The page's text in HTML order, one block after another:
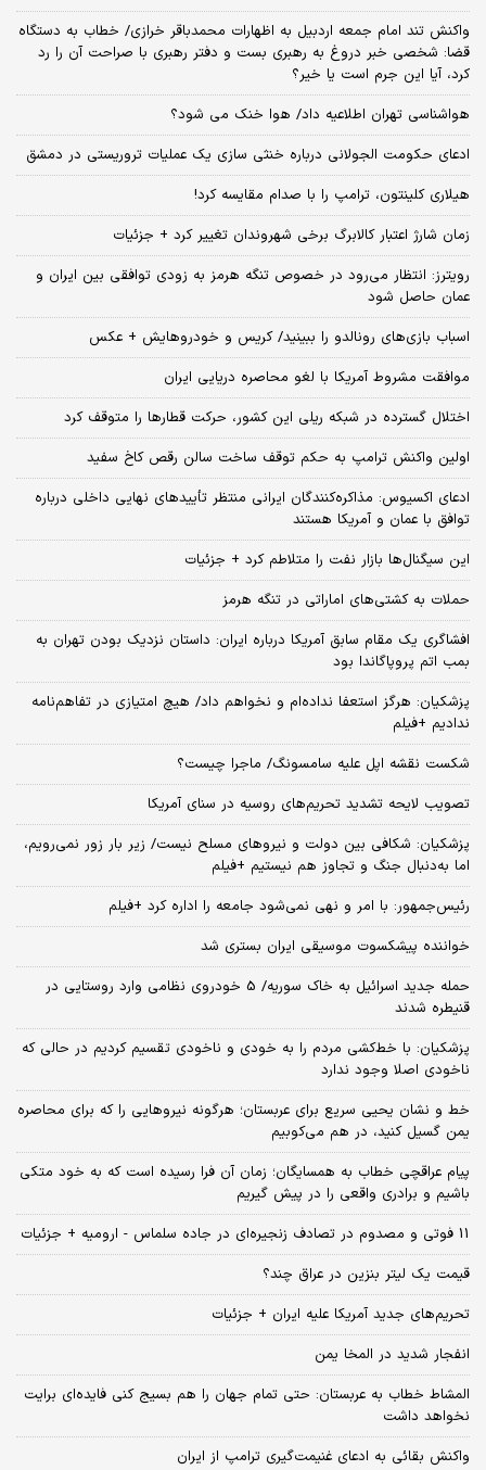
واکنش تند امام جمعه اردبیل به اظهارات محمدباقر خرازی/ خطاب به دستگاه
قضا: شخصی خبر دروغ به رهبری بست و دفتر رهبری با صراحت آن را رد
کرد، آیا این جرم است یا خیر؟
هواشناسی تهران اطلاعیه داد/ هوا خنک می شود؟
ادعای حکومت الجولانی درباره خنثی سازی یک عملیات تروریستی در دمشق
هیلاری کلینتون، ترامپ را با صدام مقایسه کرد!
زمان شارژ اعتبار کالابرگ برخی شهروندان تغییر کرد + جزئیات
رویترز: انتظار می‌رود در خصوص تنگه هرمز به زودی توافقی بین ایران و
عمان حاصل شود
اسباب‌ بازی‌های رونالدو را ببینید/ کریس و خودروهایش + عکس
موافقت مشروط آمریکا با لغو محاصره دریایی ایران
اختلال گسترده در شبکه ریلی این کشور، حرکت قطارها را متوقف کرد
اولین واکنش ترامپ به حکم توقف ساخت سالن رقص کاخ سفید
ادعای اکسیوس: مذاکره‌کنندگان ایرانی منتظر تأییدهای نهایی داخلی درباره
توافق با عمان و آمریکا هستند
این سیگنال‌ها بازار نفت را متلاطم کرد + جزئیات
حملات به کشتی‌های اماراتی در تنگه هرمز
افشاگری یک مقام سابق آمریکا درباره ایران: داستان نزدیک بودن تهران به
بمب اتم پروپاگاندا بود
پزشکیان: هرگز استعفا نداده‌ام و نخواهم داد/ هیچ امتیازی در تفاهم‌نامه
ندادیم +فیلم
شکست نقشه اپل علیه سامسونگ/ ماجرا چیست؟
تصویب لایحه تشدید تحریم‌های روسیه در سنای آمریکا
پزشکیان: شکافی بین دولت و نیروهای مسلح نیست/ زیر بار زور نمی‌رویم،
اما به‌دنبال جنگ و تجاوز هم نیستیم +فیلم
رئیس‌جمهور: با امر و نهی نمی‌شود جامعه را اداره کرد +فیلم
خواننده پیشکسوت موسیقی ایران بستری شد
حمله جدید اسرائیل به خاک سوریه/ 5 خودروی نظامی وارد روستایی در
قنیطره شدند
پزشکیان: با خط‌کشی مردم را به خودی و ناخودی تقسیم کردیم در حالی که
ناخودی اصلا وجود ندارد
خط و نشان یحیی سریع برای عربستان؛ هرگونه نیروهایی را که برای محاصره
یمن گسیل کنید، در هم می‌کوبیم
پیام عراقچی خطاب به همسایگان؛ زمان آن فرا رسیده است که به خود متکی
باشیم و برادری واقعی را در پیش گیریم
11 فوتی و مصدوم در تصادف زنجیره‌ای در جاده سلماس - ارومیه + جزئیات
قیمت یک لیتر بنزین در عراق چند؟
تحریم‌های جدید آمریکا علیه ایران + جزئیات
انفجار شدید در المخا یمن
المشاط خطاب به عربستان: حتی تمام جهان را هم بسیج کنی فایده‌ای برایت
نخواهد داشت
واکنش بقائی به ادعای غنیمت‌گیری ترامپ از ایران